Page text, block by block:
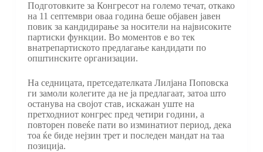
Подготовките за Конгресот на големо течат, откако
на 11 септември оваа година беше објавен јавен
повик за кандидирање за носители на највисоките
партиски функции. Во моментов е во тек
внатрепартиското предлагање кандидати по
општинските организации.
На седницата, претседателката Лилјана Поповска
ги замоли колегите да не ја предлагаат, затоа што
останува на својот став, искажан уште на
претходниот конгрес пред четири години, а
повторен повеќе пати во изминатиот период, дека
тоа ќе биде нејзин трет и последен мандат на таа
позиција.